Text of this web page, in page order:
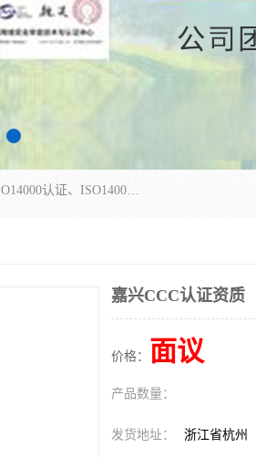
杭州贝安企业管理有限公司主营：ISO9000、ISO9000认证、ISO9001认证、ISO14000认证、ISO14001认证等系列企业认证服务。
嘉兴CCC认证资质
价格： 面议
产品数量：
发货地址： 浙江省杭州